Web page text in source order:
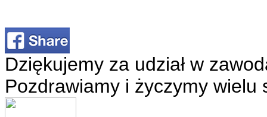
Dziękujemy za udział w
Pozdrawiamy i życzymy wielu